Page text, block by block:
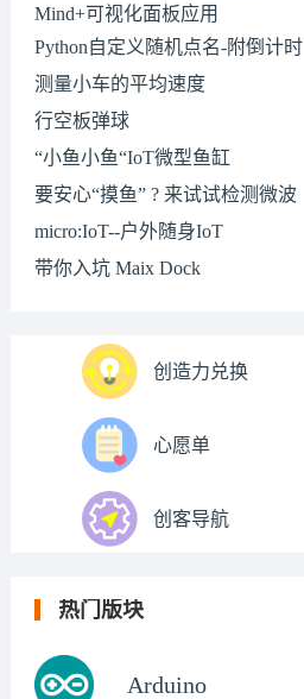
Mind+可视化面板应用
Python自定义随机点名-附倒计时
测量小车的平均速度
行空板弹球
“小鱼小鱼“IoT微型鱼缸
要安心“摸鱼” ? 来试试检测微波
micro:IoT--户外随身IoT
带你入坑 Maix Dock
创造力兑换
心愿单
创客导航
热门版块
Arduino